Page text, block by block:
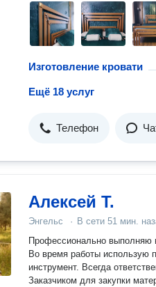
Изготовление кровати
Ещё 18 услуг
Телефон
Алексей Т.
Энгельс · В сети 51 мин.
Профессионально выполняю
Во время работы использую
инструмент. Всегда
Заказчиком для закупки